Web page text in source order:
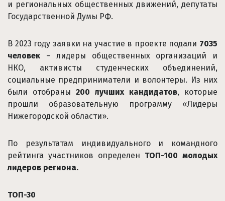
и региональных общественных движений, депутаты
Государственной Думы РФ.
В 2023 году заявки на участие в проекте подали 7035
человек – лидеры общественных организаций и
НКО, активисты студенческих объединений,
социальные предприниматели и волонтеры. Из них
были отобраны 200 лучших кандидатов, которые
прошли образовательную программу «Лидеры
Нижегородской области».
По результатам индивидуального и командного
рейтинга участников определен ТОП-100 молодых
лидеров региона.
ТОП-30